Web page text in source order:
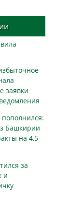
заявки
Башкирии
на 4,5
за
и